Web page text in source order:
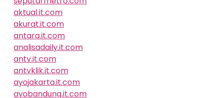
aktual.it.com
akurat.it.com
antara.it.com
analisadaily.it.com
antv.it.com
antvklik.it.com
ayojakarta.it.com
ayobandung.it.com